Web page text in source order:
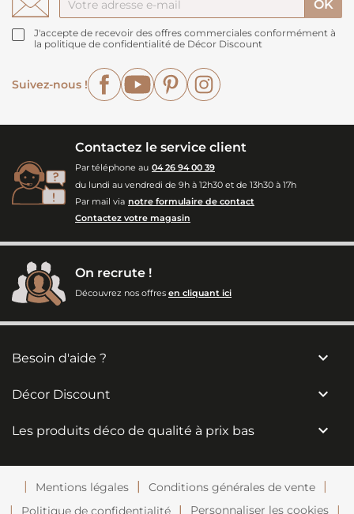
J'accepte de recevoir des offres commerciales conformément à
la politique de confidentialité de Décor Discount
Suivez-nous !
FacebookYouTubePinterest
Contactez le service client
Par téléphone au 04 26 94 00 39
du lundi au vendredi de 9h à 12h30 et de 13h30 à 17h
Par mail via notre formulaire de contact
Contactez votre magasin
On recrute !
Découvrez nos offres en cliquant ici
Besoin d'aide ? 
Décor Discount 
Les produits déco de qualité à prix bas 
Mentions légales
Conditions générales de vente
Politique de confidentialité
Personnaliser les cookies